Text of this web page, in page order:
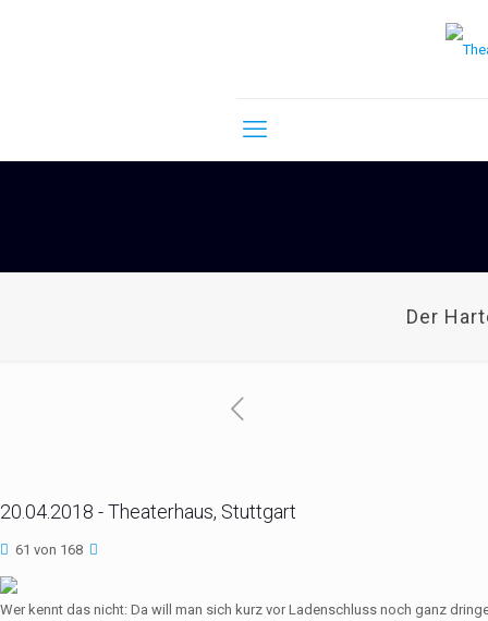
Der
20.04.2018 - Theaterhaus, Stuttgart
61 von 168
Wer kennt das nicht: Da will man sich kurz vor Ladenschluss noch ganz